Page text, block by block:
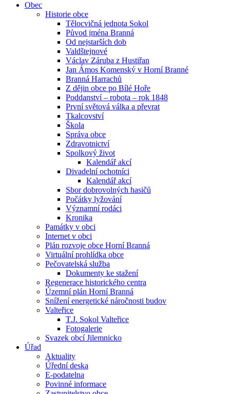
Obec
Historie obce
Tělocvičná jednota Sokol
Původ jména Branná
Od nejstarších dob
Valdštejnové
Václav Záruba z Hustiřan
Jan Ámos Komenský v Horní Branné
Branná Harrachů
Z dějin obce po Bílé Hoře
Poddanství – robota – rok 1848
První světová válka a převrat
Tkalcovství
Škola
Správa obce
Zdravotnictví
Spolkový život
Kalendář akcí
Divadelní ochotníci
Kalendář akcí
Sbor dobrovolných hasičů
Počátky lyžování
Významní rodáci
Kronika
Památky v obci
Internet v obci
Plán rozvoje obce Horní Branná
Virtuální prohlídka obce
Pečovatelská služba
Dokumenty ke stažení
Regenerace historického centra
Územní plán Horní Branná
Snížení energetické náročnosti budov
Valteřice
T.J. Sokol Valteřice
Fotogalerie
Svazek obcí Jilemnicko
Úřad
Aktuality
Úřední deska
E-podatelna
Povinné informace